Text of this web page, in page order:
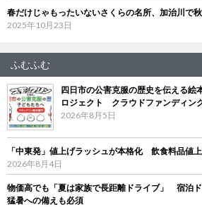
春だけじゃもったいないさくらの名所、加治川で
2025年10月23日
ふむふむ
四日市の公害克服の歴史を伝える絵
ロジェクト クラウドファンディン
2026年8月5日
「中東発」値上げラッシュが本格化 飲食料品値
2026年8月4日
物価高でも「夏は家族で長距離ドライブ」 宿泊
猛暑への備えも必須